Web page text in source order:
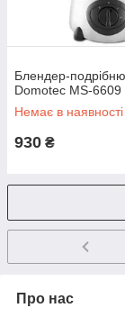
Блендер-
Domotec MS-6609
Немає в наявності
930 ₴
Про нас